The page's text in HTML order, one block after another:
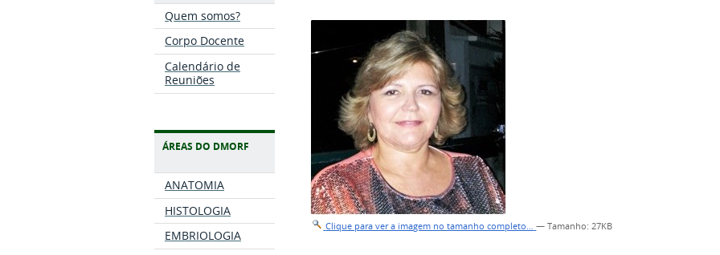
Quem somos?
Corpo Docente
Calendário de
Reuniões
ÁREAS DO DMORF
ANATOMIA
HISTOLOGIA
EMBRIOLOGIA
Clique para ver a imagem no tamanho completo… —Tamanho: 27KB